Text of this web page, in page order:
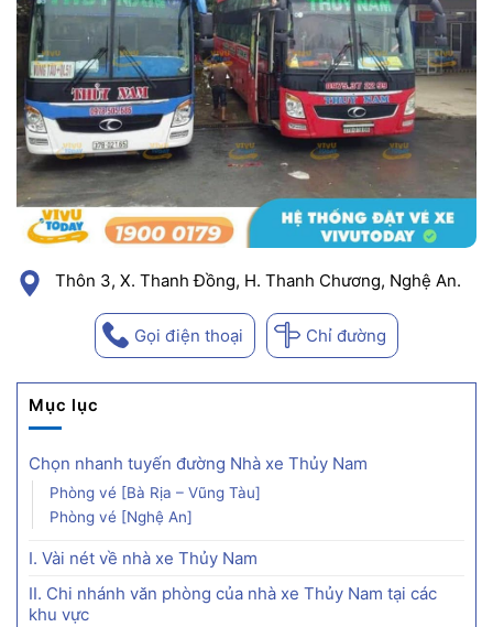
Thôn 3, X. Thanh Đồng, H. Thanh Chương, Nghệ An.
Gọi điện thoại Chỉ đường
Mục lục
Chọn nhanh tuyến đường Nhà xe Thủy Nam
Phòng vé [Bà Rịa – Vũng Tàu]
Phòng vé [Nghệ An]
I. Vài nét về nhà xe Thủy Nam
II. Chi nhánh văn phòng của nhà xe Thủy Nam tại các
khu vực